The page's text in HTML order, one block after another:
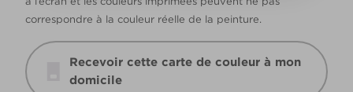
correspondre à la couleur réelle de la peinture.
Recevoir cette carte de couleur à mon
domicile